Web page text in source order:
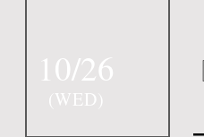
10/26
(WED )